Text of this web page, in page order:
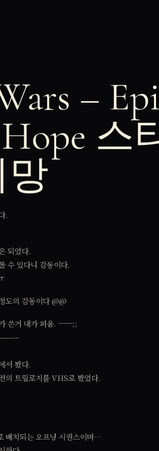
–
스
망
.
되었다.
수 있다니 감동이다.
도의 감동이다 @@
쓴거 내가 퍼옴. ㅡㅡ;;
서 봤다.
의 트릴로지를 VHS로 봤었다.
배치되는 오프닝 시퀀스이며…